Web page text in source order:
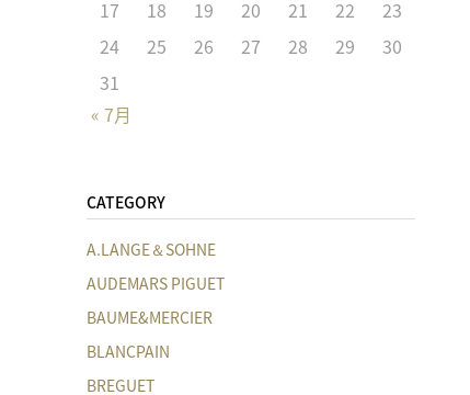
« 7月
17
18 19 20 21 22
23
24
25 26 27 28 29
30
31
CATEGORY
A.LANGE＆SOHNE
AUDEMARS PIGUET
BAUME&MERCIER
BLANCPAIN
BREGUET